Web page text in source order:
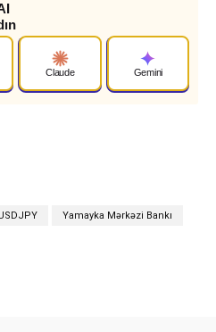
Claude Gemini
Yamayka Mərkəzi Bankı